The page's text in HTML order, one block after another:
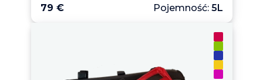
79 € Pojemność: 5L